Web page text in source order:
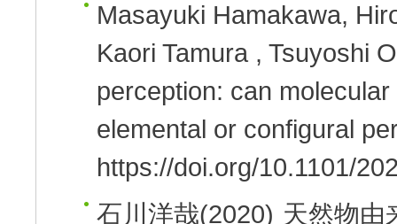
Masayuki Hamakawa,
Kaori Tamura , Tsuyoshi
perception: can
elemental or configural
https://doi.org/10.1101/
石川洋哉(2020) 天然物由